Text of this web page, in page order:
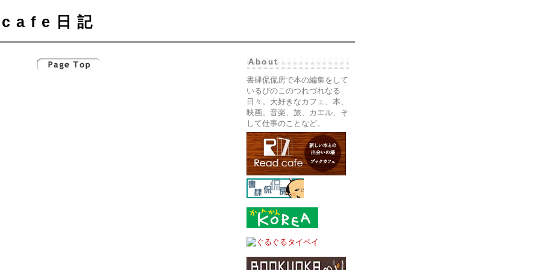
cafe日記
About
書肆侃侃房で本の編集をして
いるぴのこのつれづれなる
日々。大好きなカフェ、本、
映画、音楽、旅、カエル、そ
して仕事のことなど。